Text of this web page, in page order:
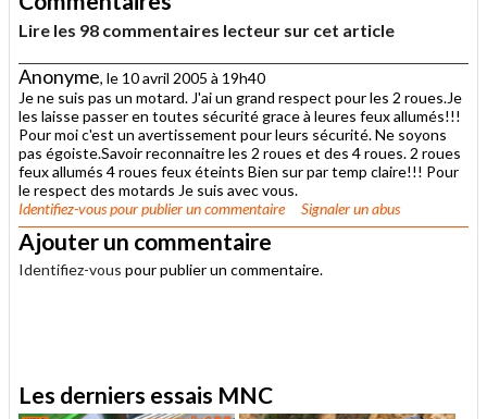
Lire les 98 commentaires lecteur sur cet article
Anonyme, le 10 avril 2005 à 19h40
Je ne suis pas un motard. J'ai un grand respect pour les 2 roues.Je
les laisse passer en toutes sécurité grace à leures feux allumés!!!
Pour moi c'est un avertissement pour leurs sécurité. Ne soyons
pas égoiste.Savoir reconnaitre les 2 roues et des 4 roues. 2 roues
feux allumés 4 roues feux éteints Bien sur par temp claire!!! Pour
le respect des motards Je suis avec vous.
Identifiez-vouspour publier un commentaire Signaler un abus
Ajouter un commentaire
Identifiez-vous pour publier un commentaire.
Les derniers essais MNC